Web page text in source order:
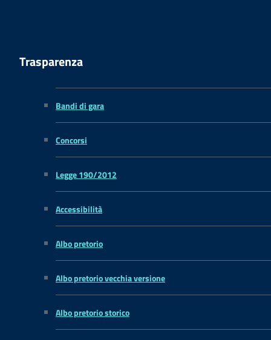
Trasparenza
Bandi di gara
Concorsi
Legge 190/2012
Accessibilità
Albo pretorio
Albo pretorio vecchia versione
Albo pretorio storico